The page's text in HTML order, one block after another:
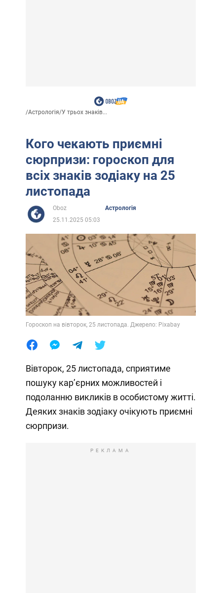
/Астрологія/У трьох знаків...
Кого чекають приємні
сюрпризи: гороскоп для
всіх знаків зодіаку на 25
листопада
Oboz
Астрологія
25.11.2025 05:03
Гороскоп на вівторок, 25 листопада. Джерело: Pixabay
Вівторок, 25 листопада, сприятиме
пошуку кар’єрних можливостей і
подоланню викликів в особистому житті.
Деяких знаків зодіаку очікують приємні
сюрпризи.
РЕКЛАМА